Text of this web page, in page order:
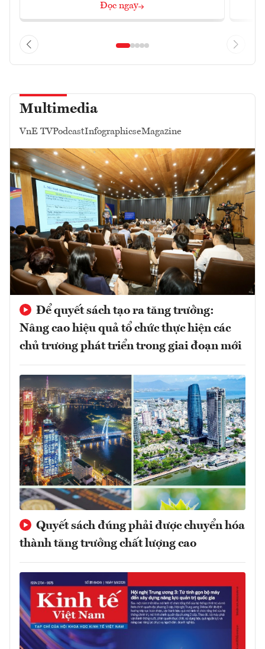
Đọc ngay
Multimedia
VnE TVPodcastInfographicseMagazine
Để quyết sách tạo ra tăng trưởng:
Nâng cao hiệu quả tổ chức thực hiện các
chủ trương phát triển trong giai đoạn mới
Quyết sách đúng phải được chuyển hóa
thành tăng trưởng chất lượng cao